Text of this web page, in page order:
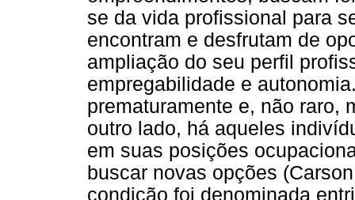
se da vida profissional para
encontram e desfrutam de
ampliação do seu perfil
empregabilidade e
prematuramente e, não raro,
outro lado, há aqueles
em suas posições
buscar novas opções
condição foi denominada